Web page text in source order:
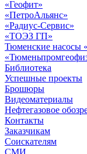
«Геофит»
«ПетроАльянс»
«Радиус-Сервис»
«ТОЭЗ ГП»
Тюменские насосы
Библиотека
Успешные проекты
Брошюры
Видеоматериалы
Нефтегазовое
Контакты
Заказчикам
Соискателям
СМИ